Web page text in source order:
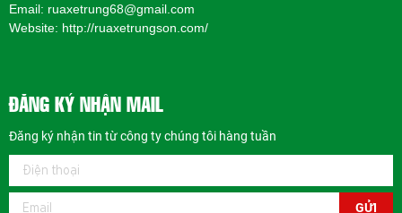
Email: ruaxetrung68@gmail.com
Website: http://ruaxetrungson.com/
ĐĂNG KÝ NHẬN MAIL
Đăng ký nhận tin từ công ty chúng tôi hàng tuần
GỬI